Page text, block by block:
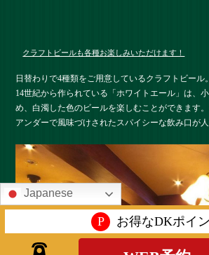
クラフトビールも各種お楽しみいただけます！
日替わりで4種類をご用意しているクラフトビール
14世紀から作られている「ホワイトエール」は、
め、白濁した色のビールを楽しむことができます
アンダーで風味づけされたスパイシーな飲み口が人
Japanese
P お得なDKポイ